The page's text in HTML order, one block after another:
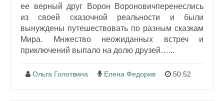
ее верный друг Ворон Вороновичперенеслись
из своей сказочной реальности и были
вынуждены путешествовать по разным сказкам
Мира. Мнжество неожиданных встреч и
приключений выпало на долю друзей…...
Ольга Голотвина Елена Федорив 50:52